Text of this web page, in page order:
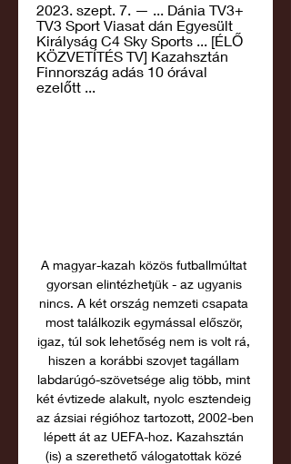
2023. szept. 7. — ... Dánia TV3+
TV3 Sport Viasat dán Egyesült
Királyság C4 Sky Sports ... [ÉLŐ
KÖZVETÍTÉS TV] Kazahsztán
Finnország adás 10 órával
ezelőtt ...
A magyar-kazah közös futballmúltat
gyorsan elintézhetjük - az ugyanis
nincs. A két ország nemzeti csapata
most találkozik egymással először,
igaz, túl sok lehetőség nem is volt rá,
hiszen a korábbi szovjet tagállam
labdarúgó-szövetsége alig több, mint
két évtizede alakult, nyolc esztendeig
az ázsiai régióhoz tartozott, 2002-ben
lépett át az UEFA-hoz. Kazahsztán
(is) a szerethető válogatottak közé